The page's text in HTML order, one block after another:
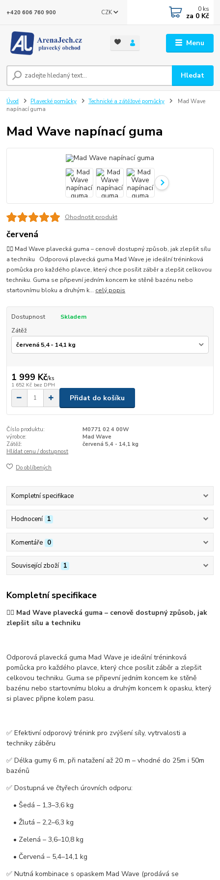
Menu
CZK
Hledat
+420 606 760 900 0 ks
za 0 Kč
Úvod Plavecké pomůcky Technické a zátěžové pomůcky
Mad Wave
napínací guma
Mad Wave napínací guma
Ohodnotit produkt
červená
🏊‍♂️ Mad Wave plavecká guma – cenově dostupný způsob, jak zlepšit sílu
a techniku Odporová plavecká guma Mad Wave je ideální tréninková
pomůcka pro každého plavce, který chce posílit záběr a zlepšit celkovou
techniku. Guma se připevní jedním koncem ke stěně bazénu nebo
startovnímu bloku a druhým k... celý popis
Dostupnost
Skladem
Zátěž
1 999 Kč/ks
1 652 Kč bez DPH
Přidat do košíku
Číslo produktu:
M0771 02 4 00W
výrobce:
Mad Wave
Zátěž:
červená 5,4 - 14,1 kg
Hlídat cenu / dostupnost
Do oblíbených
Kompletní specifikace
Hodnocení 1
Komentáře 0
Související zboží 1
Kompletní specifikace
🏊‍♂️ Mad Wave plavecká guma – cenově dostupný způsob, jak
zlepšit sílu a techniku
Odporováplavecká guma Mad Wave je ideální tréninková
pomůcka pro každého plavce, který chce posílit záběr a zlepšit
celkovou techniku. Guma se připevní jedním koncem ke stěně
bazénu nebo startovnímu bloku a druhým koncem k opasku, který
si plavec připne kolem pasu.
✅ Efektivní odporový trénink pro zvýšení síly, vytrvalosti a
techniky záběru
✅Délka gumy 6 m, při natažení až 20 m – vhodné do 25m i 50m
bazénů
✅ Dostupná večtyřech úrovních odporu:
• Šedá – 1,3–3,6 kg
• Žlutá – 2,2–6,3 kg
• Zelená – 3,6–10,8 kg
• Červená – 5,4–14,1 kg
✅ Nutná kombinace sopaskem Mad Wave (prodává se